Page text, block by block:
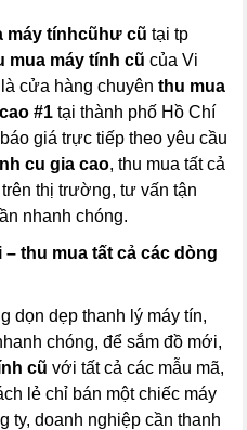
máy tínhcũ hư cũ tại tp
mua máy tính cũ của Vi
cửa hàng chuyênthu mua
#1 tại thành phố Hồ Chí
giá trực tiếp theo yêu cầu
cu gia cao, thu mua tất cả
thị trường, tư vấn tận
nhanh chóng.
thu mua tất cả các dòng
dọn dẹp thanh lý máy tín,
chóng, để sắm đồ mới,
cũ với tất cả các mẫu mã,
lẻ chỉ bán một chiếc máy
ty, doanh nghiệp cần thanh